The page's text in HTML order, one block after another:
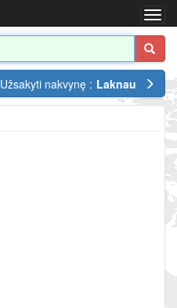
Užsakyti nakvynę : Laknau